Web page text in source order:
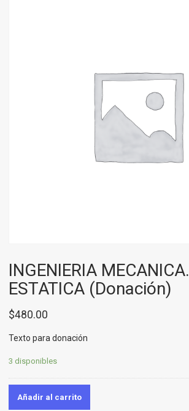
INGENIERIA MECANICA.
ESTATICA (Donación)
$480.00
Texto para donación
3 disponibles
Añadir al carrito